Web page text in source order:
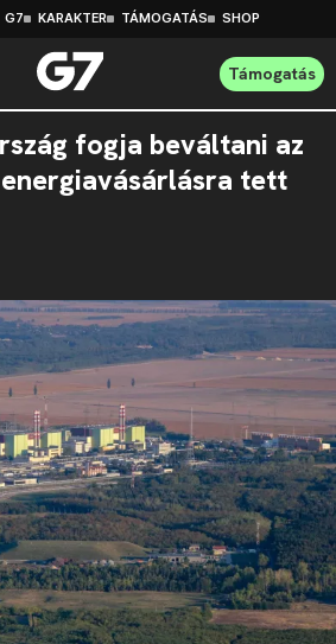
G7 KARAKTER TÁMOGATÁS SHOP
Támogatás
fogja beváltani az
tett